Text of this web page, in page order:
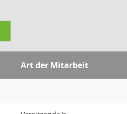
Art der Mitarbeit